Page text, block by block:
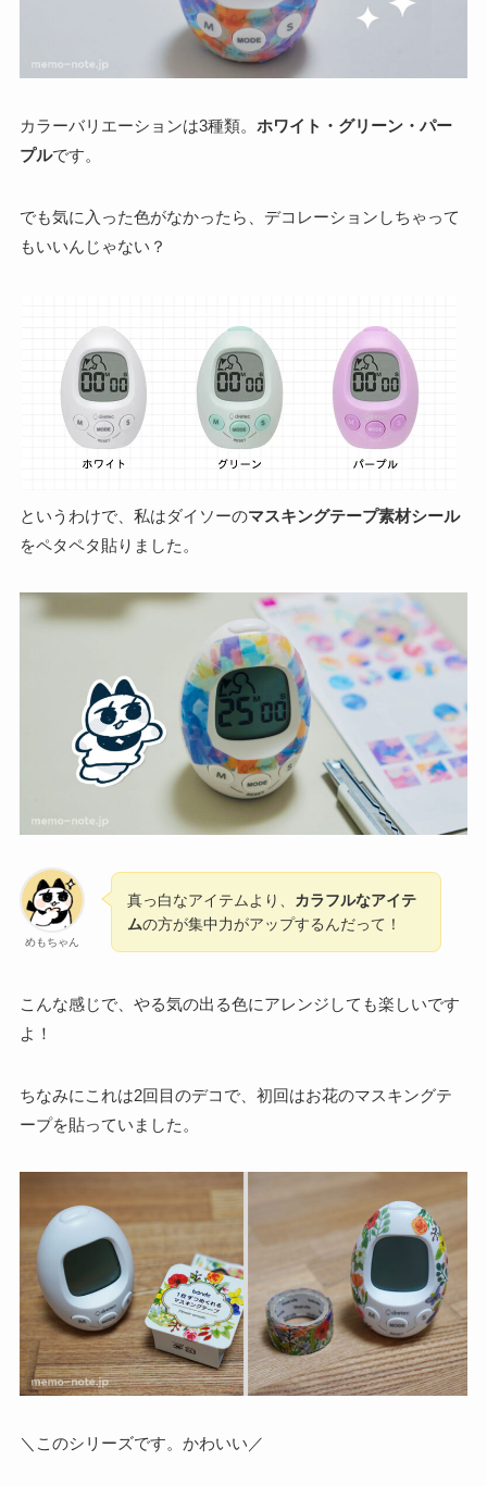
カラーバリエーションは3種類。 ホワイト・グリーン・パー
プルです。
でも気に入った色がなかったら、デコレーションしちゃって
もいいんじゃない？
というわけで、私はダイソーのマスキングテープ素材シール
をペタペタ貼りました。
めもちゃん
真っ白なアイテムより、 カラフルなアイテ
ムの方が集中力がアップするんだって！
こんな感じで、やる気の出る色にアレンジしても楽しいです
よ！
ちなみにこれは2回目のデコで、初回はお花のマスキングテ
ープを貼っていました。
＼このシリーズです。かわいい／